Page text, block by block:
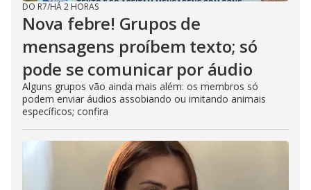
DO R7/HÁ 2 HORAS
Nova febre! Grupos de
mensagens proíbem texto; só
pode se comunicar por áudio
Alguns grupos vão ainda mais além: os membros só
podem enviar áudios assobiando ou imitando animais
específicos; confira